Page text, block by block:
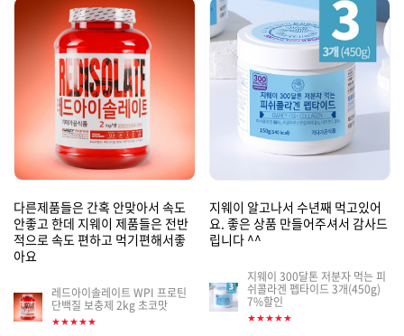
네
일
일
다른제품들은 간혹 안맞아서 속도
안좋고 한데 지웨이 제품들은 전반
적으로 속도 편하고 먹기편해서좋
아요
게
시
레드아이솔레이트 WPI 프로틴
단백질 보충제 2kg 초코맛
★★★★★
지웨이 알고나서 수년째 먹고있어
요. 좋은 상품 만들어주셔서 감사드
립니다 ^^
게
시
판
지웨이 300달톤 저분자 먹는 피
쉬콜라겐 펩타이드 3개(450g)
7%할인
★★★★★